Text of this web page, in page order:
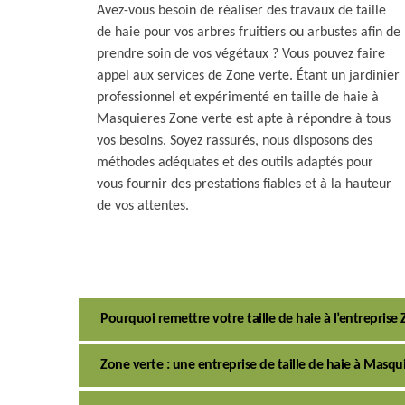
Avez-vous besoin de réaliser des travaux de taille
de haie pour vos arbres fruitiers ou arbustes afin de
prendre soin de vos végétaux ? Vous pouvez faire
appel aux services de Zone verte. Étant un jardinier
professionnel et expérimenté en taille de haie à
Masquieres Zone verte est apte à répondre à tous
vos besoins. Soyez rassurés, nous disposons des
méthodes adéquates et des outils adaptés pour
vous fournir des prestations fiables et à la hauteur
de vos attentes.
Pourquoi remettre votre taille de haie à l’entreprise
Zone verte : une entreprise de taille de haie à